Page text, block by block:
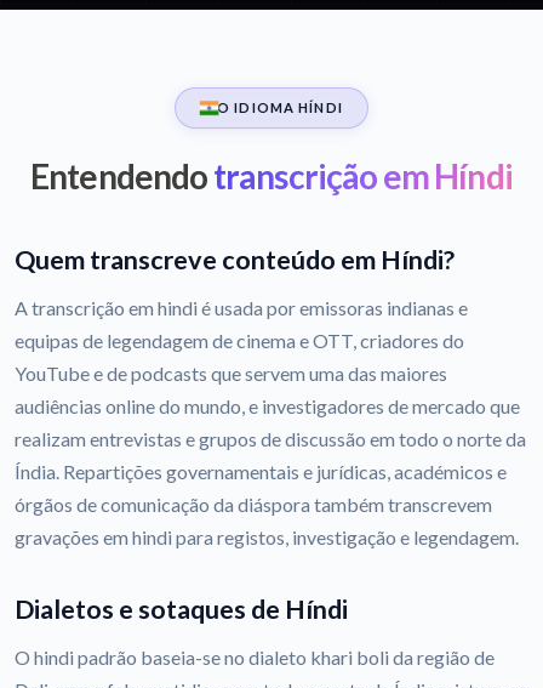
O IDIOMA HÍNDI
Entendendotranscrição em Híndi
Quem transcreve conteúdo em Híndi?
A transcrição em hindi é usada por emissoras indianas e
equipas de legendagem de cinema e OTT, criadores do
YouTube e de podcasts que servem uma das maiores
audiências online do mundo, e investigadores de mercado que
realizam entrevistas e grupos de discussão em todo o norte da
Índia. Repartições governamentais e jurídicas, académicos e
órgãos de comunicação da diáspora também transcrevem
gravações em hindi para registos, investigação e legendagem.
Dialetos e sotaques de Híndi
O hindi padrão baseia-se no dialeto khari boli da região de